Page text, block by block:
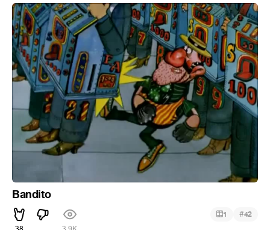
Bandito
1 #42